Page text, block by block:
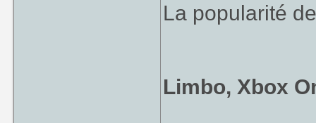
La popularité
Limbo, Xbox